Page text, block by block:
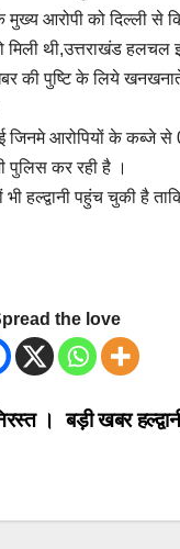
आरोपी को दिल्ली से
मिली थी,उत्तराखंड
पुष्टि के लिये
जिनमे आरोपियों के
पुलिस कर रही है ।
हल्द्वानी पहुंच चुकी है
the love
बड़ी खबर
।